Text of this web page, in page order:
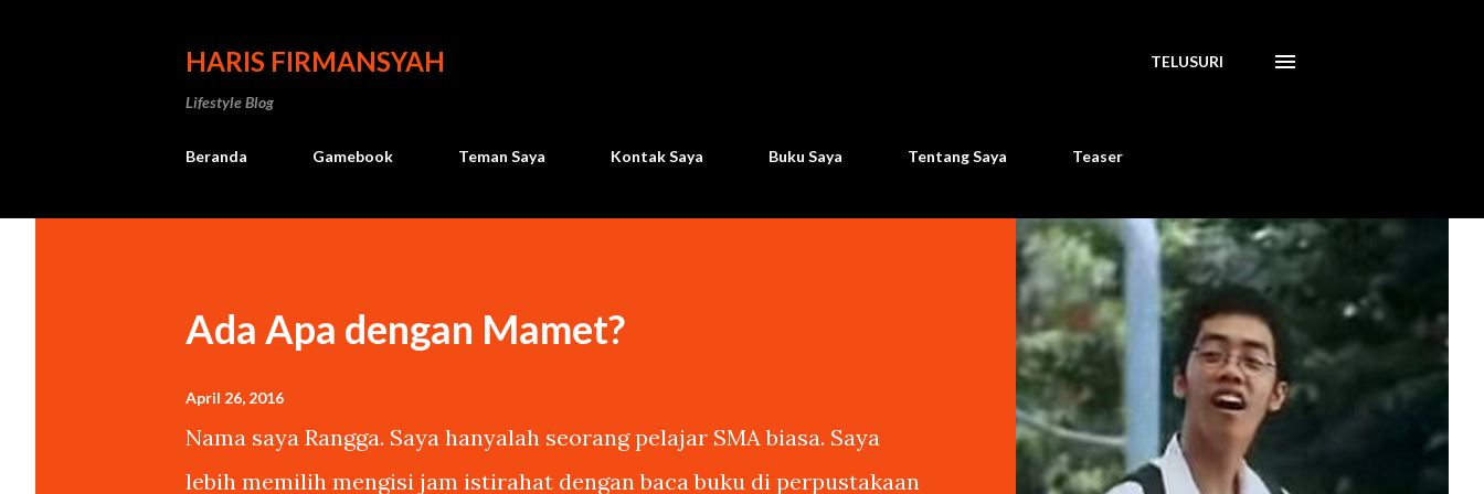
HARIS FIRMANSYAH
Lifestyle Blog
TELUSURI
Beranda Gamebook Teman Saya Kontak Saya Buku Saya Tentang Saya Teaser
Ada Apa dengan Mamet?
April 26, 2016
Nama saya Rangga. Saya hanyalah seorang pelajar SMA biasa. Saya
lebih memilih mengisi jam istirahat dengan baca buku di perpustakaan